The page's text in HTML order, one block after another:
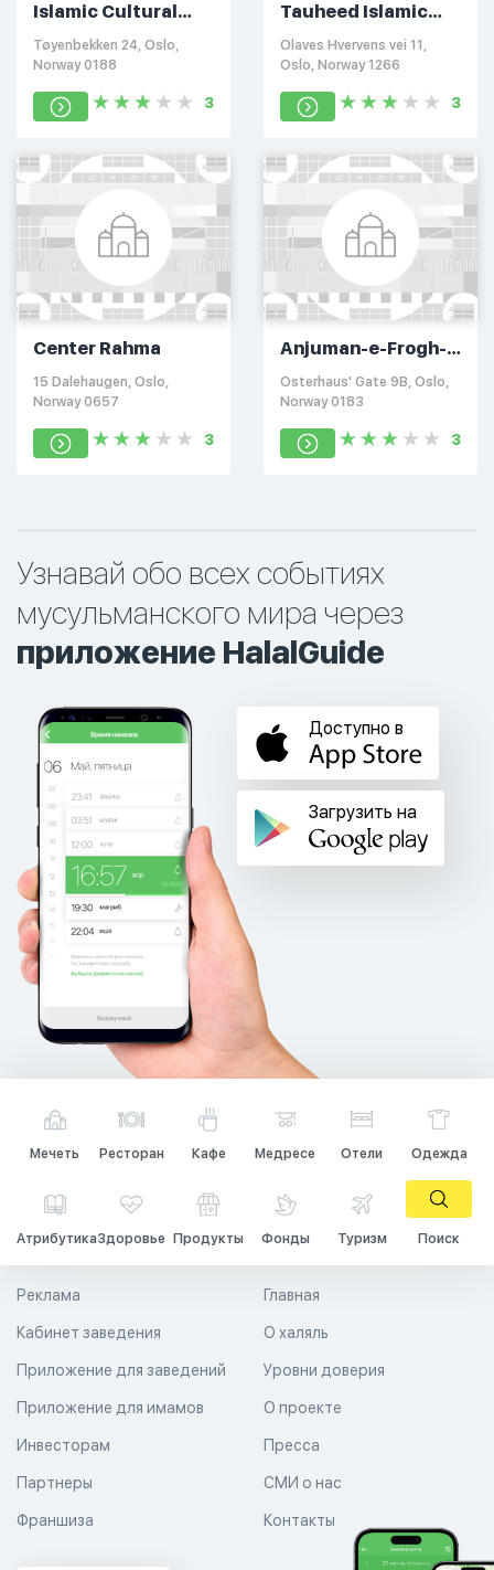
Islamic Cultural
Centre
Tøyenbekken 24, Oslo,
Norway 0188
3
Tauheed Islamic
Centre
Olaves Hvervens vei 11,
Oslo, Norway 1266
3
Center Rahma
15 Dalehaugen, Oslo,
Norway 0657
3
Anjuman-e-Frogh-
e-Islam
Osterhaus' Gate 9B, Oslo,
Norway 0183
3
Узнавай обо всех событиях
мусульманского мира через
приложение HalalGuide
Доступно в
Загрузить на
Мечеть Ресторан Кафе Медресе Отели Одежда
АтрибутикаЗдоровье Продукты Фонды Туризм Поиск
Главная
О халяль
Уровни доверия
Реклама
Кабинет заведения
Приложение для заведений
Приложение для имамов О проекте
Пресса
СМИ о нас
Контакты
Инвесторам
Партнеры
Франшиза